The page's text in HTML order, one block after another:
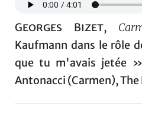
Georges Bizet,
Kaufmann dans le rôle
que tu m'avais jetée
Antonacci (Carmen),